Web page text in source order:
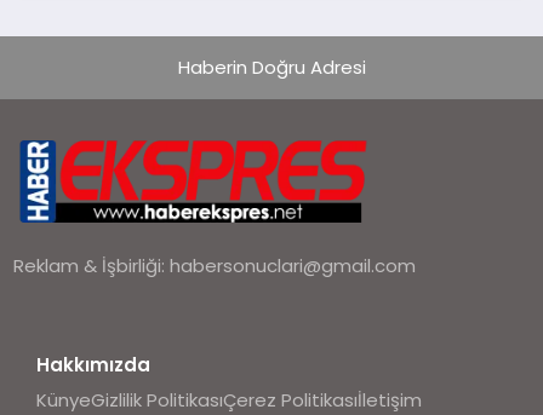
Haberin Doğru Adresi
Reklam & İşbirliği:habersonuclari@gmail.com
Hakkımızda
KünyeGizlilik PolitikasıÇerez Politikasıİletişim